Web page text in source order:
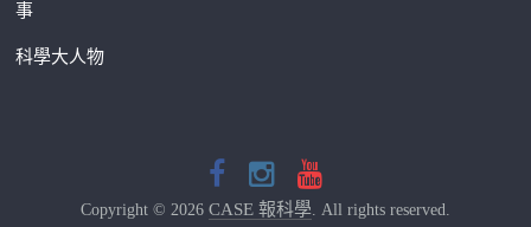
事
科學大人物
Copyright © 2026 CASE 報科學. All rights reserved.